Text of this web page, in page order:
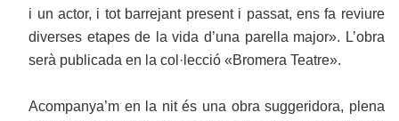
i un actor, i tot barrejant present i passat, ens fa reviure
diverses etapes de la vida d’una parella major». L’obra
serà publicada en la col·lecció «Bromera Teatre».
Acompanya’m en la nit és una obra suggeridora, plena